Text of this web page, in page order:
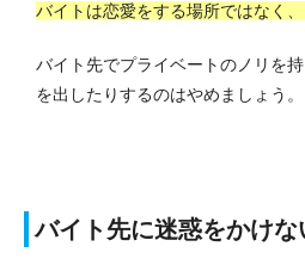
バイトは恋愛をする場所ではなく
バイト先でプライベートのノリを
を出したりするのはやめましょう。
バイト先に迷惑をかけな